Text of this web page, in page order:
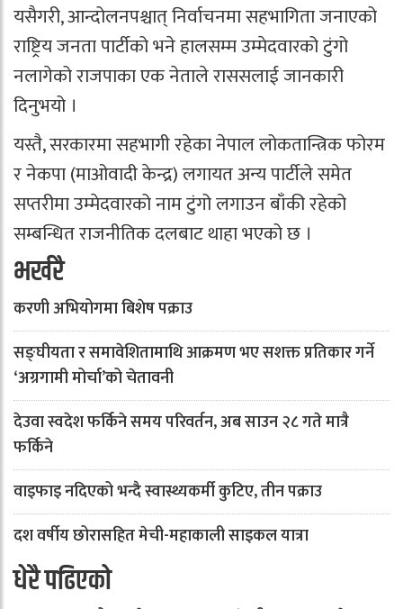
यसैगरी, आन्दोलनपश्चात् निर्वाचनमा सहभागिता जनाएको
राष्ट्रिय जनता पार्टीको भने हालसम्म उम्मेदवारको टुंगो
नलागेको राजपाका एक नेताले राससलाई जानकारी
दिनुभयो ।
यस्तै, सरकारमा सहभागी रहेका नेपाल लोकतान्त्रिक फोरम
र नेकपा (माओवादी केन्द्र) लगायत अन्य पार्टीले समेत
सप्तरीमा उम्मेदवारको नाम टुंगो लगाउन बाँकी रहेको
सम्बन्धित राजनीतिक दलबाट थाहा भएको छ ।
भर्खरै
करणी अभियोगमा बिशेष पक्राउ
सङ्घीयता र समावेशितामाथि आक्रमण भए सशक्त प्रतिकार गर्ने
‘अग्रगामी मोर्चा’को चेतावनी
देउवा स्वदेश फर्किने समय परिवर्तन, अब साउन २८ गते मात्रै
फर्किने
वाइफाइ नदिएको भन्दै स्वास्थ्यकर्मी कुटिए, तीन पक्राउ
दश वर्षीय छोरासहित मेची-महाकाली साइकल यात्रा
धेरै पढिएको